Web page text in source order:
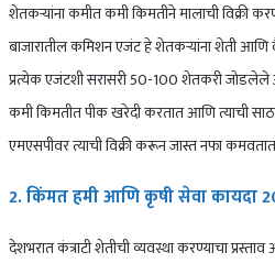
शेतकऱ्यांना कमीत कमी किमतीने मालाची विक्री
बाजारातील कमिशन एजंट हे शेतकऱ्यांना शेती
प्रत्येक एजंटशी सरासरी 50-100 शेतकरी जोडलेले
कमी किमतीत पीक खरेदी करतात आणि त्याची
एमएसपीवर त्याची विक्री करून जास्त नफा
2. किंमत हमी आणि कृषी सेवा कायदा
देशभरात कंत्राटी शेतीची व्यवस्था करण्याचा